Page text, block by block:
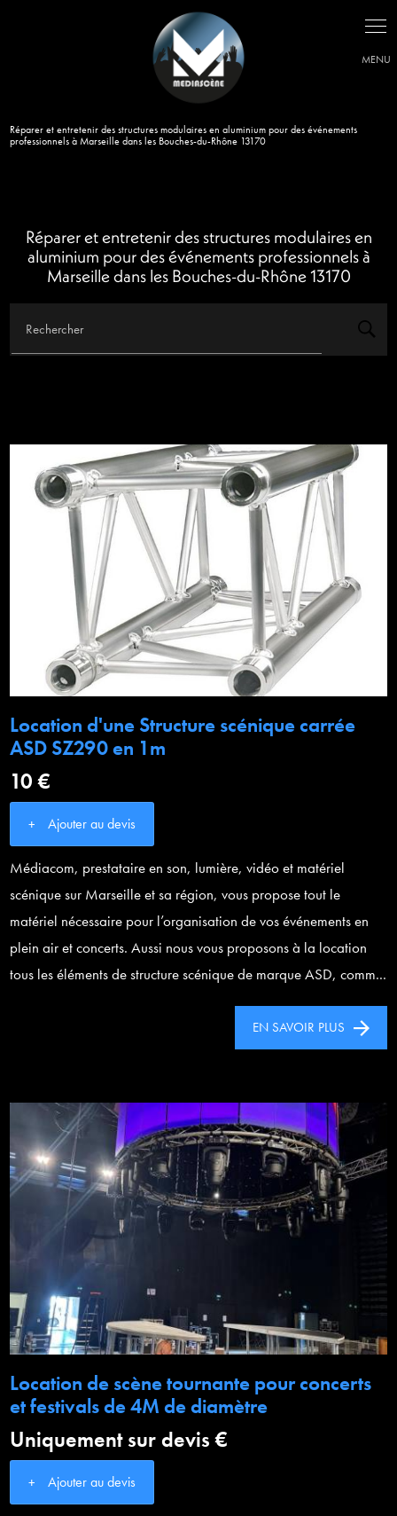
Réparer et entretenir des structures modulaires en aluminium pour des événements
professionnels à Marseille dans les Bouches-du-Rhône 13170
Réparer et entretenir des structures modulaires en
aluminium pour des événements professionnels à
Marseille dans les Bouches-du-Rhône 13170
Rechercher
Location d'une Structure scénique carrée
ASD SZ290 en 1m
10 €
Ajouter au devis
Médiacom, prestataire en son, lumière, vidéo et matériel
scénique sur Marseille et sa région, vous propose tout le
matériel nécessaire pour l’organisation de vos événements en
plein air et concerts. Aussi nous vous proposons à la location
tous les éléments de structure scénique de marque ASD, comm...
EN SAVOIR PLUS
Location de scène tournante pour concerts
et festivals de 4M de diamètre
Uniquement sur devis €
Ajouter au devis